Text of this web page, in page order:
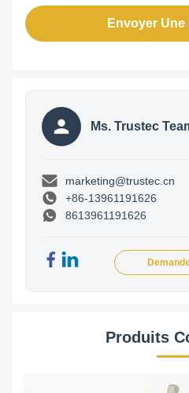
Envoyer Une
Ms. Trustec
marketing@trustec.cn
+86-13961191626
8613961191626
Produits